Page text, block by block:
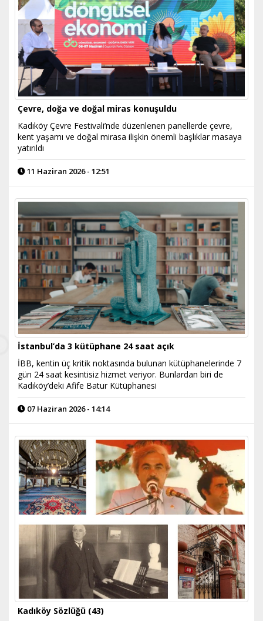
Çevre, doğa ve doğal miras konuşuldu
Kadıköy Çevre Festivali’nde düzenlenen panellerde çevre,
kent yaşamı ve doğal mirasa ilişkin önemli başlıklar masaya
yatırıldı
11 Haziran 2026 - 12:51
İstanbul’da 3 kütüphane 24 saat açık
İBB, kentin üç kritik noktasında bulunan kütüphanelerinde 7
gün 24 saat kesintisiz hizmet veriyor. Bunlardan biri de
Kadıköy’deki Afife Batur Kütüphanesi
07 Haziran 2026 - 14:14
Kadıköy Sözlüğü (43)